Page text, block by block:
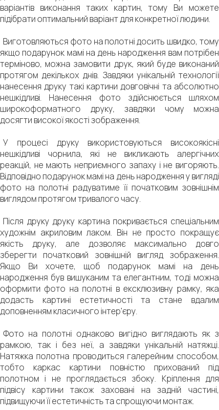
варіантів виконання таких картин, тому Ви можете
підібрати оптимальний варіант для конкретної людини.
Виготовляються фото на полотні досить швидко, тому
якщо подарунок мамі на день народження вам потрібен
терміново, можна замовити друк, який буде виконаний
протягом декількох днів. Завдяки унікальній технології
нанесення друку такі картини довговічні та абсолютно
нешкідливі. Нанесення фото здійснюється шляхом
широкоформатного друку, завдяки чому можна
досягти високої якості зображення.
У процесі друку використовуються високоякісні
нешкідливі чорнила, які не викликають алергічних
реакцій, не мають неприємного запаху і не вигоряють.
Відповідно подарунок мамі на день народження у вигляді
фото на полотні радуватиме її початковим зовнішнім
виглядом протягом тривалого часу.
Після друку друку картина покривається спеціальним
художнім акриловим лаком. Він не просто покращує
якість друку, але дозволяє максимально довго
зберегти початковий зовнішній вигляд зображення.
Якщо Ви хочете, щоб подарунок мамі на день
народження був вишуканим та елегантним, тоді можна
оформити фото на полотні в ексклюзивну рамку, яка
додасть картині естетичності та стане вдалим
доповненням класичного інтер'єру.
Фото на полотні однаково вигідно виглядають як з
рамкою, так і без неї, а завдяки унікальній натяжці.
Натяжка полотна проводиться галерейним способом,
тобто каркас картини повністю прихований під
полотном і не проглядається збоку. Кріплення для
підвісу картини також заховані на задній частині,
підвищуючи її естетичність та спрощуючи монтаж.